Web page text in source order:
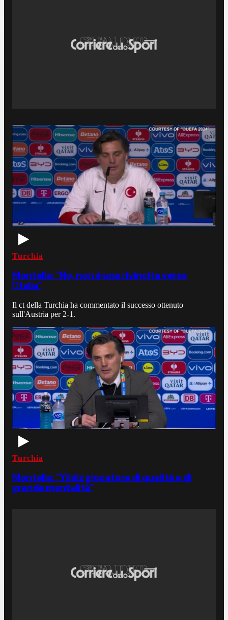
Turchia
Montella: "No, non è una rivincita verso
l'Italia"
Il ct della Turchia ha commentato il successo ottenuto
sull'Austria per 2-1.
Turchia
Montella: "Yildiz giocatore di qualità e di
grande mentalità"